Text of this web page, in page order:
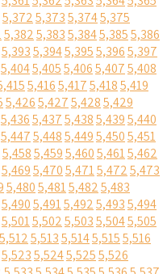
5,3725,3735,3745,375
5,3825,3835,3845,3855,386
5,3935,3945,3955,3965,397
5,4045,4055,4065,4075,408
5,4165,4175,4185,419
5,4265,4275,4285,429
5,4365,4375,4385,4395,440
5,4475,4485,4495,4505,451
5,4585,4595,4605,4615,462
5,4695,4705,4715,4725,473
5,4805,4815,4825,483
5,4905,4915,4925,4935,494
5,5015,5025,5035,5045,505
5,5125,5135,5145,5155,516
5,5235,5245,5255,526